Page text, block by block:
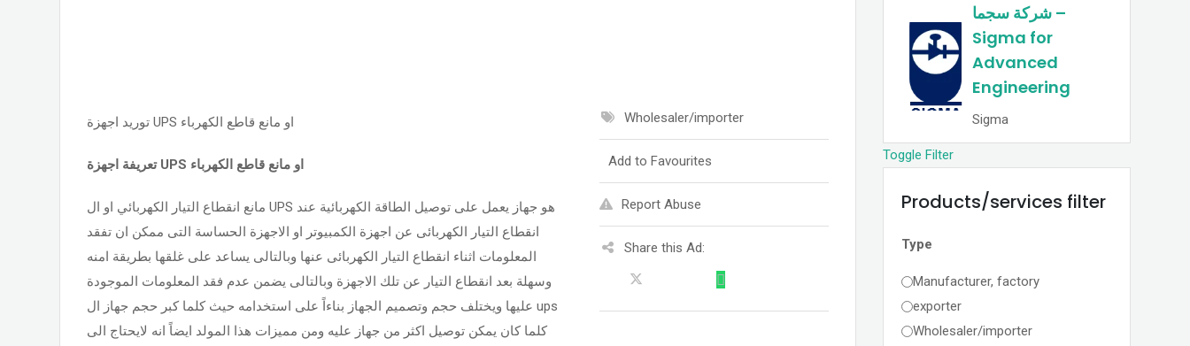
توريد اجهزة UPS او مانع قاطع الكهرباء
تعريفة اجهزة UPS او مانع قاطع الكهرباء
مانع انقطاع التيار الكهربائي او ال UPS هو جهاز يعمل على توصيل الطاقة الكهربائية عند
انقطاع التيار الكهربائى عن اجهزة الكمبيوتر او الاجهزة الحساسة التى ممكن ان تفقد
المعلومات اثناء انقطاع التيار الكهربائى عنها وبالتالى يساعد على غلقها بطريقة امنه
وسهلة بعد انقطاع التيار عن تلك الاجهزة وبالتالى يضمن عدم فقد المعلومات الموجودة
عليها ويختلف حجم وتصميم الجهاز بناءاً على استخدامه حيث كلما كبر حجم جهاز ال ups
كلما كان يمكن توصيل اكثر من جهاز عليه ومن مميزات هذا المولد ايضاً انه لايحتاج الى
Wholesaler/importer
Add to Favourites
Report Abuse
Share this Ad:
شركة سجما –
Sigma for
Advanced
Engineering
Sigma
Toggle Filter
Products/services filter
Type
Manufacturer, factory
exporter
Wholesaler/importer